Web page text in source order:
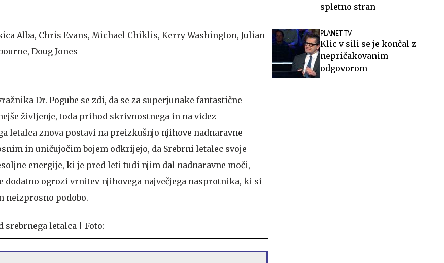
Alba, Chris Evans, Michael Chiklis, Kerry Washington, Julian
Doug Jones
Dr. Pogube se zdi, da se za superjunake fantastične
življenje, toda prihod skrivnostnega in na videz
letalca znova postavi na preizkušnjo njihove nadnaravne
in uničujočim bojem odkrijejo, da Srebrni letalec svoje
energije, ki je pred leti tudi njim dal nadnaravne moči,
dodatno ogrozi vrnitev njihovega največjega nasprotnika, ki si
neizprosno podobo.
spletno stran
PLANET TV
Klic v sili se je končal z
nepričakovanim
odgovorom